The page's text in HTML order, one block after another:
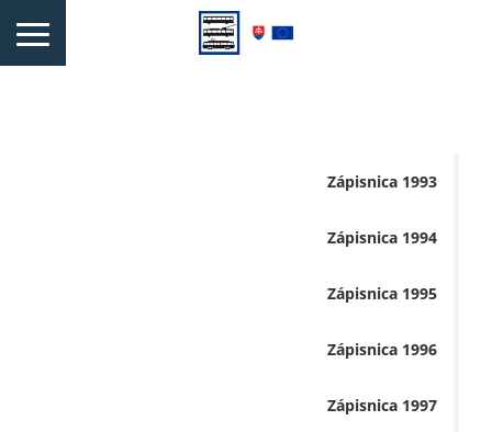
Zápisnica 1993
Zápisnica 1994
Zápisnica 1995
Zápisnica 1996
Zápisnica 1997